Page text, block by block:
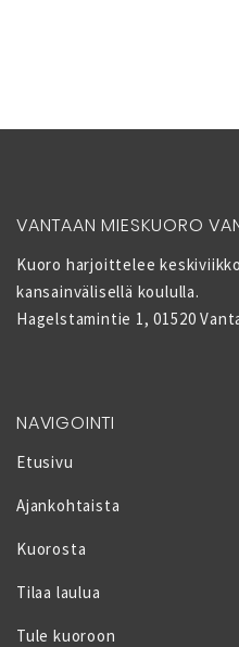
VANTAAN MIESKUORO
Kuoro harjoittelee
kansainvälisellä koululla.
Hagelstamintie 1, 01520
NAVIGOINTI
Etusivu
Ajankohtaista
Kuorosta
Tilaa laulua
Tule kuoroon